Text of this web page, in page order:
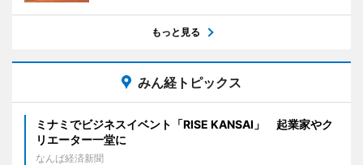
もっと見る
みん経トピックス
ミナミでビジネスイベント「RISE KANSAI」 起業家やク
リエーター一堂に
なんば経済新聞